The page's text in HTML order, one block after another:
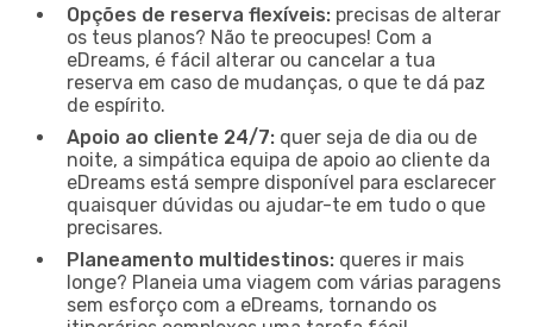
Opções de reserva flexíveis: precisas de alterar
os teus planos? Não te preocupes! Com a
eDreams, é fácil alterar ou cancelar a tua
reserva em caso de mudanças, o que te dá paz
de espírito.
Apoio ao cliente 24/7: quer seja de dia ou de
noite, a simpática equipa de apoio ao cliente da
eDreams está sempre disponível para esclarecer
quaisquer dúvidas ou ajudar-te em tudo o que
precisares.
Planeamento multidestinos: queres ir mais
longe? Planeia uma viagem com várias paragens
sem esforço com a eDreams, tornando os